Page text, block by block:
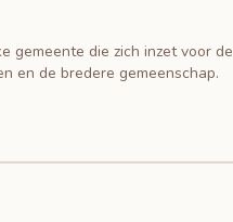
gemeente die zich inzet voor de
en de bredere gemeenschap.